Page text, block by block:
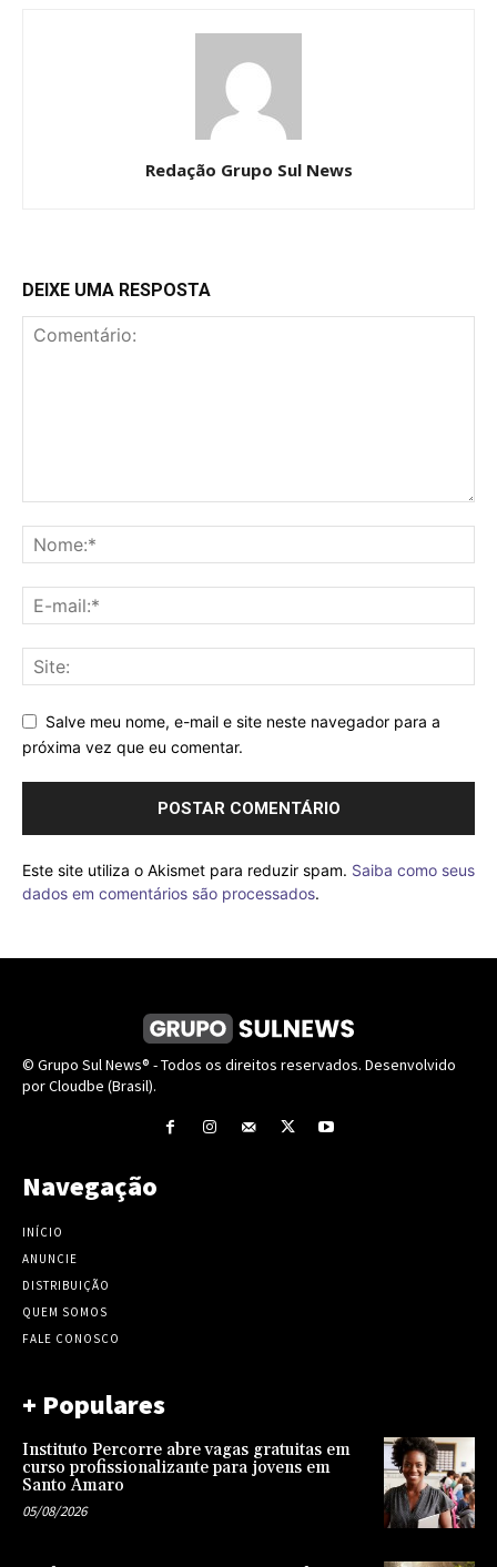
Redação Grupo Sul News
DEIXE UMA RESPOSTA
Salve meu nome, e-mail e site neste navegador para a
próxima vez que eu comentar.
Este site utiliza o Akismet para reduzir spam. Saiba como seus
dados em comentários são processados.
© Grupo Sul News® - Todos os direitos reservados. Desenvolvido
por Cloudbe (Brasil).
Navegação
INÍCIO
ANUNCIE
DISTRIBUIÇÃO
QUEM SOMOS
FALE CONOSCO
+ Populares
Instituto Percorre abre vagas gratuitas em
curso profissionalizante para jovens em
Santo Amaro
05/08/2026